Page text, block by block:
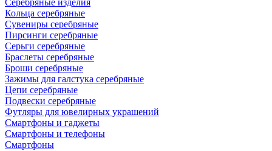
Серебряные изделия
Кольца серебряные
Сувениры серебряные
Пирсинги серебряные
Серьги серебряные
Браслеты серебряные
Броши серебряные
Зажимы для галстука серебряные
Цепи серебряные
Подвески серебряные
Футляры для ювелирных украшений
Смартфоны и гаджеты
Смартфоны и телефоны
Смартфоны